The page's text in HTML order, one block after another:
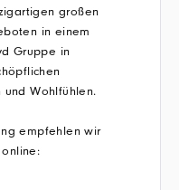
großen
in einem
Gruppe in
und Wohlfühlen.
empfehlen wir